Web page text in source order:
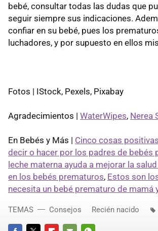
bebé, consultar todas las dudas que
seguir siempre sus indicaciones.
confiar en su bebé, pues los
luchadores, y por supuesto en ellos
Fotos | IStock, Pexels, Pixabay
Agradecimientos | WaterWipes, Nerea
En Bebés y Más | Cinco cosas
decir o hacer por los padres de bebés
leche materna ayuda a mejorar la
en los bebés prematuros, Estos son
necesita un bebé prematuro de mamá
TEMAS Consejos Recién nacido